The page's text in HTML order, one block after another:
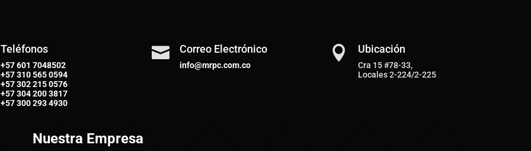
Teléfonos
+57 601 7048502
+57310 565 0594
+57302 215 0576
+57304 200 3817
+57300 293 4930
 Correo Electrónico
info@mrpc.com.co
 Ubicación
Cra 15 #78-33,
Locales 2-224/2-225
Nuestra Empresa